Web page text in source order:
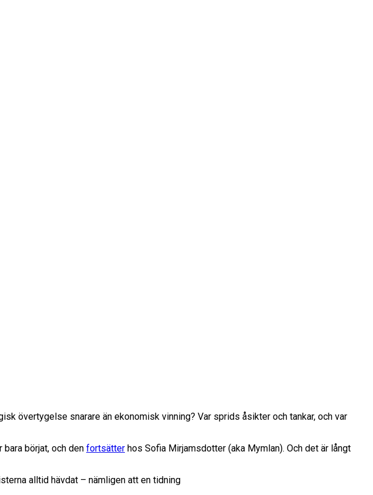
övertygelse snarare än ekonomisk vinning? Var sprids åsikter och tankar, och var
börjat, och den fortsätter hos Sofia Mirjamsdotter (aka Mymlan). Och det är långt
alltid hävdat – nämligen att en tidning